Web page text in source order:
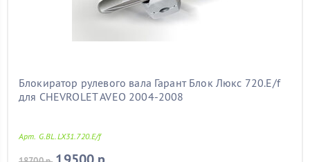
Блокиратор рулевого вала Гарант Блок Люкс 720.E/f
для CHEVROLET AVEO 2004-2008
Арт. G.BL.LX31.720.E/f